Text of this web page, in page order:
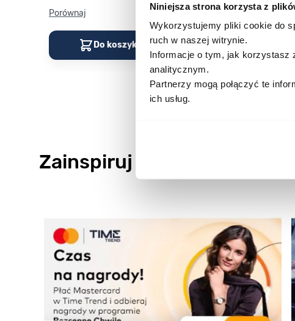
Niniejsza strona korzysta z
Wykorzystujemy pliki cookie do
ruch w naszej witrynie.
Informacje o tym, jak korzystasz
analitycznym.
Partnerzy mogą połączyć te
ich usług.
Porównaj
Do koszyka
Porównaj
Do koszyka
Zainspiruj się